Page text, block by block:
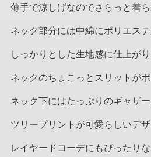
薄手で涼しげなのでさらっと着
ネック部分には中綿にポリエステ
しっかりとした生地感に仕上が
ネックのちょこっとスリットが
ネック下にはたっぷりのギャザー
ツリープリントが可愛らしいデザ
レイヤードコーデにもぴったり